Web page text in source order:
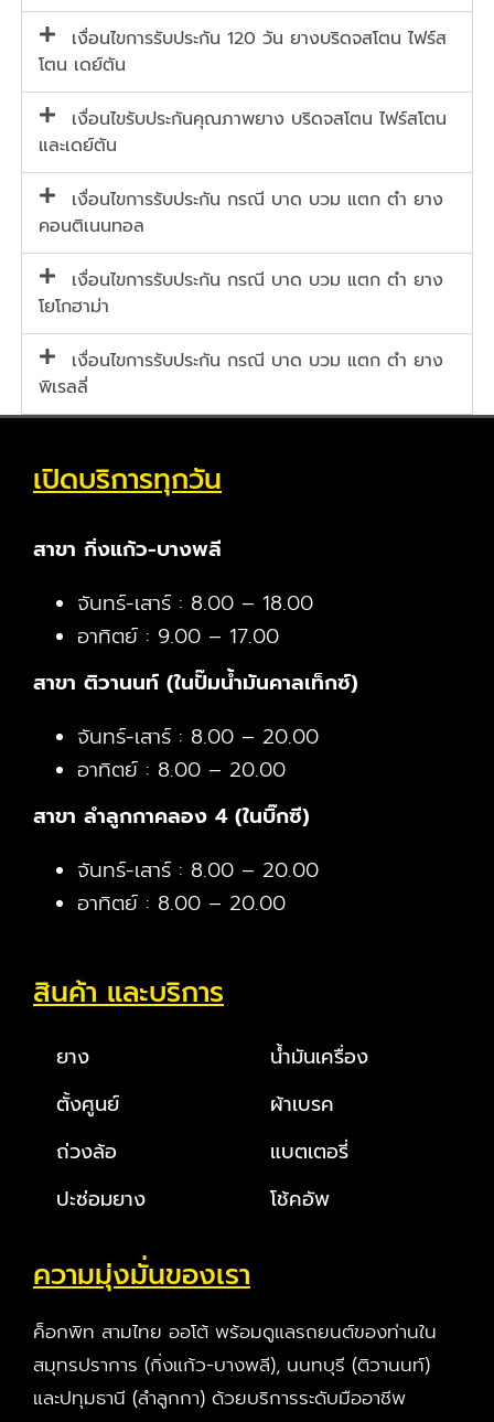
เงื่อนไขการรับประกัน 120 วัน ยางบริดจสโตน ไฟร์ส
โตน เดย์ตัน
เงื่อนไขรับประกันคุณภาพยาง บริดจสโตน ไฟร์สโตน
และเดย์ตัน
เงื่อนไขการรับประกัน กรณี บาด บวม แตก ตำ ยาง
คอนติเนนทอล
เงื่อนไขการรับประกัน กรณี บาด บวม แตก ตำ ยาง
โยโกฮาม่า
เงื่อนไขการรับประกัน กรณี บาด บวม แตก ตำ ยาง
พิเรลลี่
เปิดบริการทุกวัน
สาขา กิ่งแก้ว-บางพลี
จันทร์-เสาร์ : 8.00 – 18.00
อาทิตย์ : 9.00 – 17.00
สาขา ติวานนท์ (ในปั๊มน้ำมันคาลเท็กซ์)
จันทร์-เสาร์ : 8.00 – 20.00
อาทิตย์ : 8.00 – 20.00
สาขา ลำลูกกาคลอง 4 (ในบิ๊กซี)
จันทร์-เสาร์ : 8.00 – 20.00
อาทิตย์ : 8.00 – 20.00
สินค้า และบริการ
ยาง
ตั้งศูนย์
ถ่วงล้อ
ปะซ่อมยาง
น้ำมันเครื่อง
ผ้าเบรค
แบตเตอรี่
โช้คอัพ
ความมุ่งมั่นของเรา
ค็อกพิท สามไทย ออโต้ พร้อมดูแลรถยนต์ของท่านใน
สมุทรปราการ (กิ่งแก้ว-บางพลี), นนทบุรี (ติวานนท์)
และปทุมธานี (ลำลูกกา) ด้วยบริการระดับมืออาชีพ